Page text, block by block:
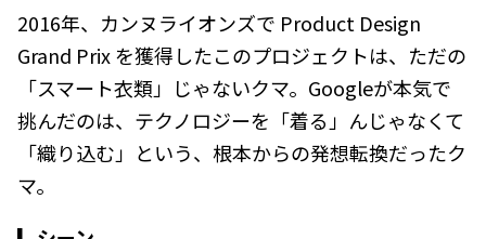
2016年、カンヌライオンズで Product Design
Grand Prix を獲得したこのプロジェクトは、ただの
「スマート衣類」じゃないクマ。Googleが本気で
挑んだのは、テクノロジーを「着る」んじゃなくて
「織り込む」という、根本からの発想転換だったク
マ。